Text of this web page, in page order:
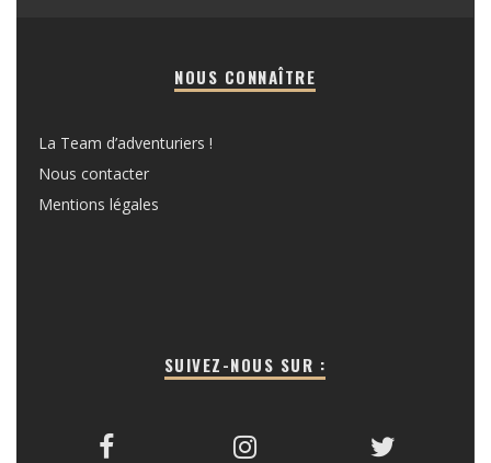
NOUS CONNAÎTRE
La Team d’adventuriers !
Nous contacter
Mentions légales
SUIVEZ-NOUS SUR :